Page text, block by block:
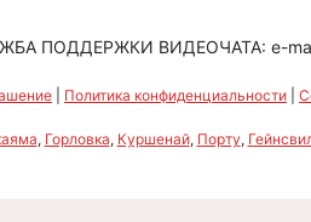
ПОДДЕРЖКИ ВИДЕОЧАТА: e-
Политика конфиденциальности
, Горловка, Куршенай, Порту,